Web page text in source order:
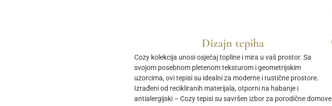
Dizajn tepiha
Cozy kolekcija unosi osjećaj topline i mira u vaš prostor. Sa
svojom posebnom pletenom teksturom i geometrijskim
uzorcima, ovi tepisi su idealni za moderne i rustične prostore.
Izrađeni od recikliranih materijala, otporni na habanje i
antialergijski – Cozy tepisi su savršen izbor za porodične domove